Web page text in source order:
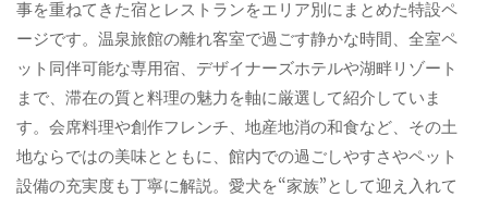
事を重ねてきた宿とレストランをエリア別にまとめた特設ペ
ージです。温泉旅館の離れ客室で過ごす静かな時間、全室ペ
ット同伴可能な専用宿、デザイナーズホテルや湖畔リゾート
まで、滞在の質と料理の魅力を軸に厳選して紹介していま
す。会席料理や創作フレンチ、地産地消の和食など、その土
地ならではの美味とともに、館内での過ごしやすさやペット
設備の充実度も丁寧に解説。愛犬を“家族”として迎え入れて